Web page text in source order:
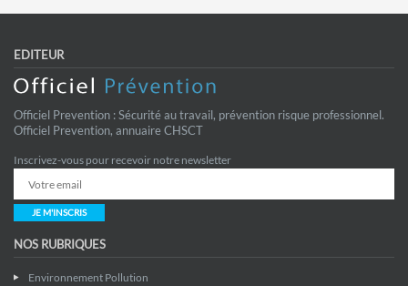
EDITEUR
Officiel Prevention : Sécurité au travail, prévention risque professionnel.
Officiel Prevention, annuaire CHSCT
Inscrivez-vous pour recevoir notre newsletter
JE M'INSCRIS
NOS RUBRIQUES
Environnement Pollution